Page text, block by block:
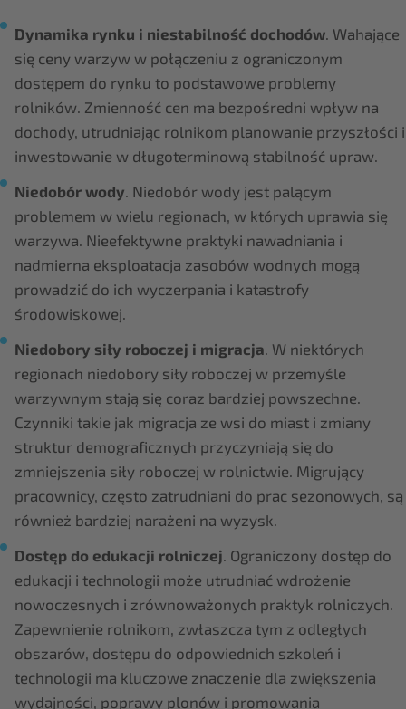
Dynamika rynku i niestabilność dochodów. Wahające
się ceny warzyw w połączeniu z ograniczonym
dostępem do rynku to podstawowe problemy
rolników. Zmienność cen ma bezpośredni wpływ na
dochody, utrudniając rolnikom planowanie przyszłości i
inwestowanie w długoterminową stabilność upraw.
Niedobór wody. Niedobór wody jest palącym
problemem w wielu regionach, w których uprawia się
warzywa. Nieefektywne praktyki nawadniania i
nadmierna eksploatacja zasobów wodnych mogą
prowadzić do ich wyczerpania i katastrofy
środowiskowej.
Niedobory siły roboczej i migracja. W niektórych
regionach niedobory siły roboczej w przemyśle
warzywnym stają się coraz bardziej powszechne.
Czynniki takie jak migracja ze wsi do miast i zmiany
struktur demograficznych przyczyniają się do
zmniejszenia siły roboczej w rolnictwie. Migrujący
pracownicy, często zatrudniani do prac sezonowych, są
również bardziej narażeni na wyzysk.
Dostęp do edukacji rolniczej. Ograniczony dostęp do
edukacji i technologii może utrudniać wdrożenie
nowoczesnych i zrównoważonych praktyk rolniczych.
Zapewnienie rolnikom, zwłaszcza tym z odległych
obszarów, dostępu do odpowiednich szkoleń i
technologii ma kluczowe znaczenie dla zwiększenia
wydajności, poprawy plonów i promowania